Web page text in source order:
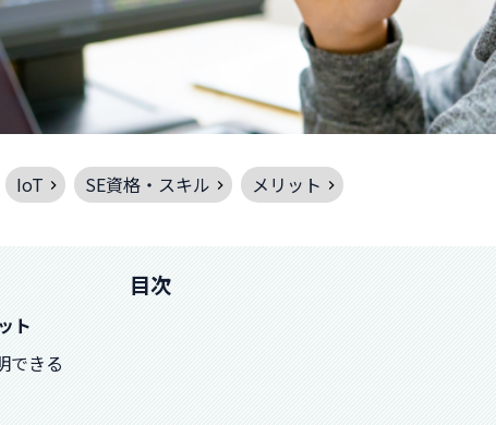
IoT SE資格・スキル メリット
目次
ト
できる